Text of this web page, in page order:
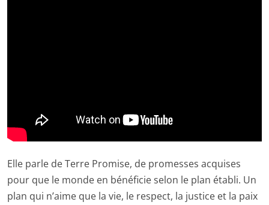
Elle parle de Terre Promise, de promesses acquises
pour que le monde en bénéficie selon le plan établi. Un
plan qui n’aime que la vie, le respect, la justice et la paix